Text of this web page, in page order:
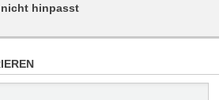
nicht hinpasst